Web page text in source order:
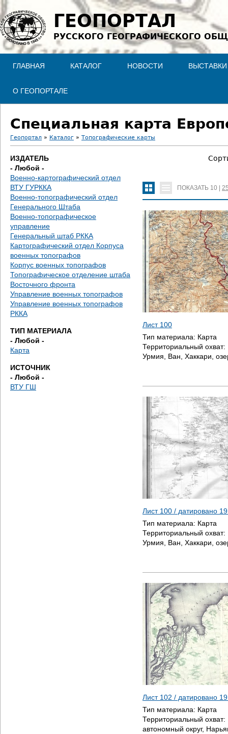
Jump to navigation
ГЕОПОРТАЛ
РУССКОГО ГЕОГРАФИЧЕСКОГО
ГЛАВНАЯ КАТАЛОГ НОВОСТИ ВЫСТАВКИ
О ГЕОПОРТАЛЕ
Специальная карта
В
ы
з
д
е
с
ь
Геопортал » Каталог » Топографические карты
ИЗДАТЕЛЬ
- Любой -
Военно-картографический отдел
ВТУ ГУРККА
Военно-топографический отдел
Генерального Штаба
Военно-топографическое
управление
Генеральный штаб РККА
Картографический отдел Корпуса
военных топографов
Корпус военных топографов
Топографическое отделение штаба
Восточного фронта
Управление военных топографов
Управление военных топографов
РККА
ТИП МАТЕРИАЛА
- Любой -
Карта
ИСТОЧНИК
- Любой -
ВТУ ГШ
ПОКАЗАТЬ 10
Лист 100
Тип материала: Карта
Территориальный охват:
Урмия, Ван, Хаккари,
Лист 100 / датировано
Тип материала: Карта
Территориальный охват:
Урмия, Ван, Хаккари,
Лист 102 / датировано
Тип материала: Карта
Территориальный охват:
автономный округ,